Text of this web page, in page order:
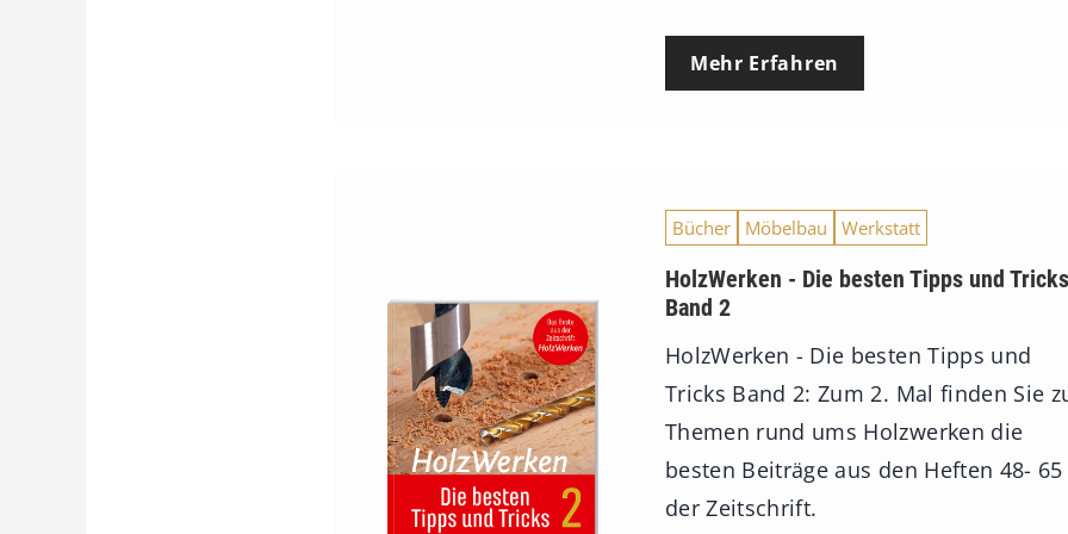
Mehr Erfahren
Bücher Möbelbau Werkstatt
HolzWerken - Die besten Tipps und Tricks
Band 2
HolzWerken - Die besten Tipps und
Tricks Band 2: Zum 2. Mal finden Sie
Themen rund ums Holzwerken die
besten Beiträge aus den Heften 48- 65
der Zeitschrift.